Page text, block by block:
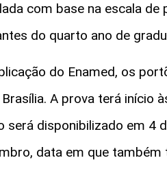
com base na escala
do quarto ano de
do Enamed, os
A prova terá início
será disponibilizado em 4
data em que